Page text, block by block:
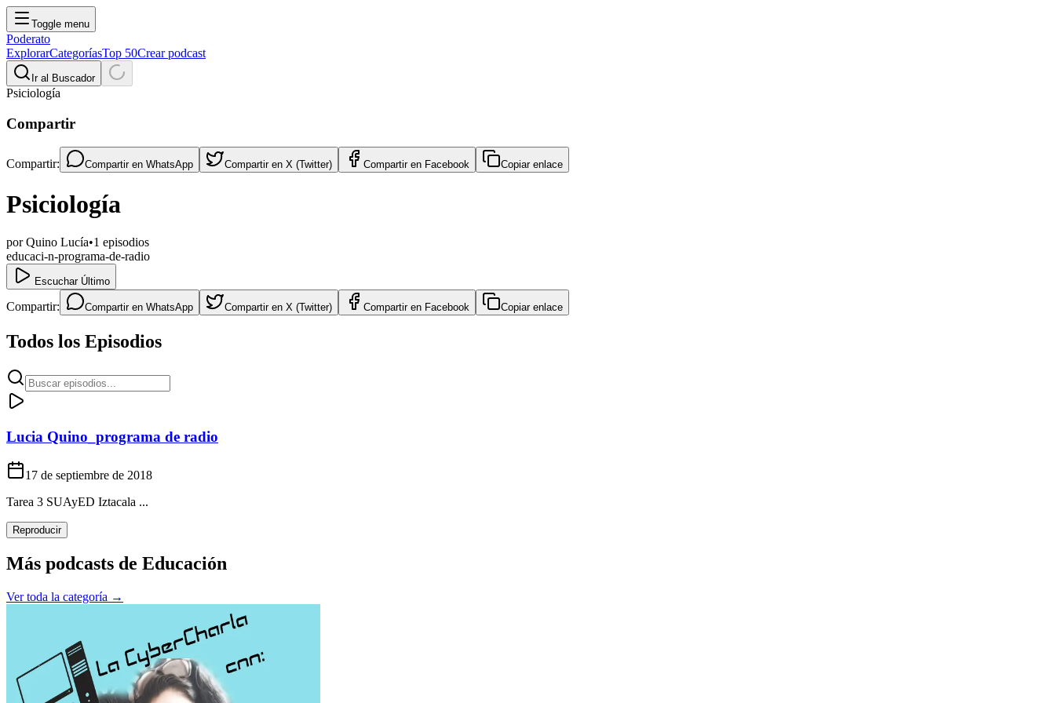
Toggle menu
Poderato
ExplorarCategoríasTop 50Crear podcast
Ir al Buscador
Psiciología
Compartir
Compartir: Compartir en WhatsApp Compartir en X (Twitter) Compartir en Facebook Copiar enlace
Psiciología
porQuino Lucía•1 episodios
educaci-n-programa-de-radio
Escuchar Último
Compartir: Compartir en WhatsApp Compartir en X (Twitter) Compartir en Facebook Copiar enlace
Todos los Episodios
Lucia Quino_programa de radio
17 de septiembre de 2018
Tarea 3 SUAyED Iztacala ...
Reproducir
Más podcasts de Educación
Ver toda la categoría →